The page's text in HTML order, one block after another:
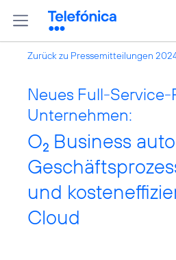
Zurück zu Pressemitteilungen
Neues Full-Service-
Unternehmen:
O2 Business
und
Cloud